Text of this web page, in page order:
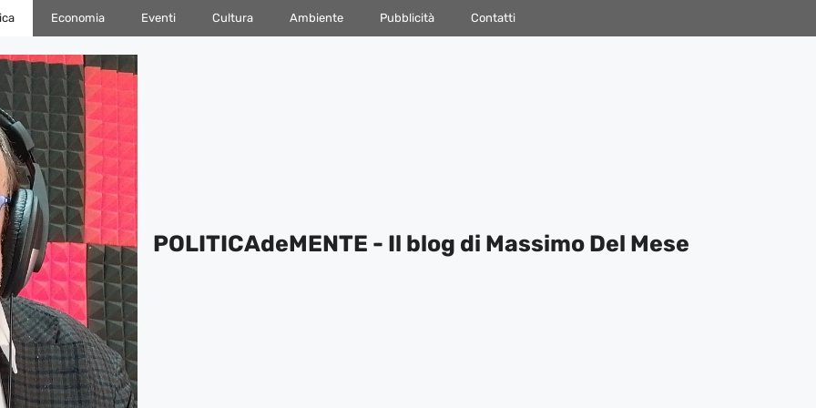
Economia Eventi Cultura Ambiente Pubblicità Contatti
POLITICAdeMENTE - Il blog di Massimo Del Mese